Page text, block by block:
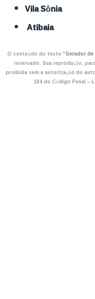
Vila Sônia
Atibaia
O conteúdo do texto "Gerador
reservado. Sua reprodução,
proibida sem a autorização do
184 do Código Penal –